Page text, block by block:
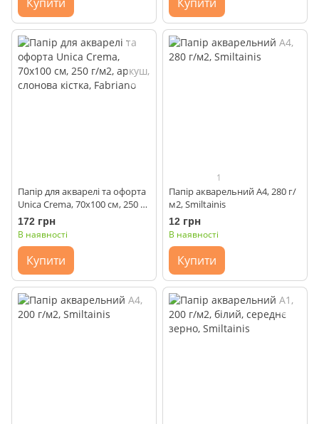
Папір для акварелі та офорта
Unica Crema, 70х100 см, 250 г/
м2, аркуш, слонова кістка,
Fabriano
172 грн
В наявності
Купити
1
Папір акварельний А4, 280 г/
м2, Smiltainis
12 грн
В наявності
Купити